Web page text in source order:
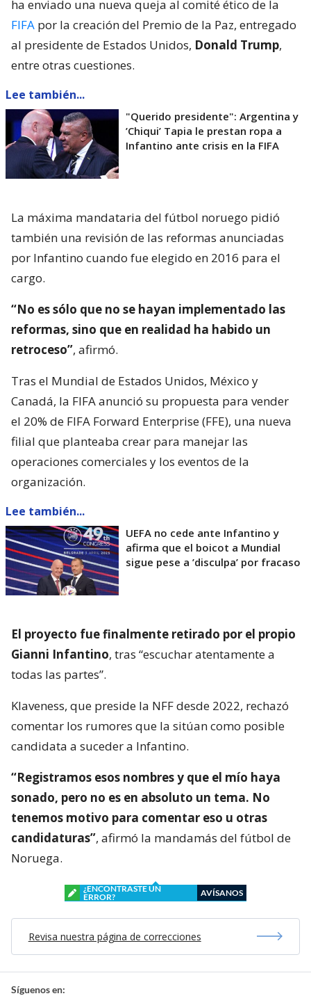
ha enviado una nueva queja al comité ético de la
FIFA por la creación del Premio de la Paz, entregado
al presidente de Estados Unidos, Donald Trump,
entre otras cuestiones.
Lee también...
"Querido presidente": Argentina y
’Chiqui’ Tapia le prestan ropa a
Infantino ante crisis en la FIFA
La máxima mandataria del fútbol noruego pidió
también una revisión de las reformas anunciadas
por Infantino cuando fue elegido en 2016 para el
cargo.
“No es sólo que no se hayan implementado las
reformas, sino que en realidad ha habido un
retroceso”, afirmó.
Tras el Mundial de Estados Unidos, México y
Canadá, la FIFA anunció su propuesta para vender
el 20% de FIFA Forward Enterprise (FFE), una nueva
filial que planteaba crear para manejar las
operaciones comerciales y los eventos de la
organización.
Lee también...
UEFA no cede ante Infantino y
afirma que el boicot a Mundial
sigue pese a ’disculpa’ por fracaso
El proyecto fue finalmente retirado por el propio
Gianni Infantino, tras “escuchar atentamente a
todas las partes”.
Klaveness, que preside la NFF desde 2022, rechazó
comentar los rumores que la sitúan como posible
candidata a suceder a Infantino.
“Registramos esos nombres y que el mío haya
sonado, pero no es en absoluto un tema. No
tenemos motivo para comentar eso u otras
candidaturas”, afirmó la mandamás del fútbol de
Noruega.
¿ENCONTRASTE UN
ERROR?
AVÍSANOS
Revisa nuestra página de correcciones
Síguenos en: